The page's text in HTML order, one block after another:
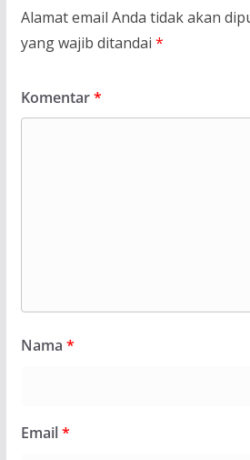
Alamat email Anda tidak akan
yang wajib ditandai *
Komentar*
Nama *
Email*